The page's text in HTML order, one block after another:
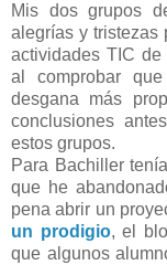
Mis dos grupos
alegrías y tristezas
actividades TIC de
al comprobar
desgana más
conclusiones
estos grupos.
Para Bachiller
que he
pena abrir un
un prodigio, el
que algunos